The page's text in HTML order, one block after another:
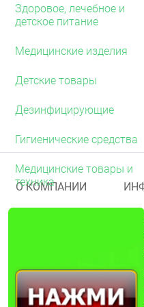
Здоровое, лечебное и
детское питание
Медицинские изделия
Детские товары
Дезинфицирующие
Гигиенические средства
Медицинские товары и
техника
О КОМПАНИИ
Новости
Вакансии